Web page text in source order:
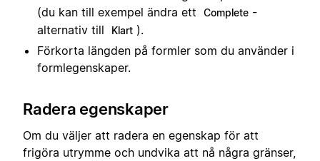
(du kan till exempel ändra ett
Complete -
alternativ till
Klart ).
Förkorta längden på formler som du använder i
formlegenskaper.
Radera egenskaper
Om du väljer att radera en egenskap för att
frigöra utrymme och undvika att nå några gränser,